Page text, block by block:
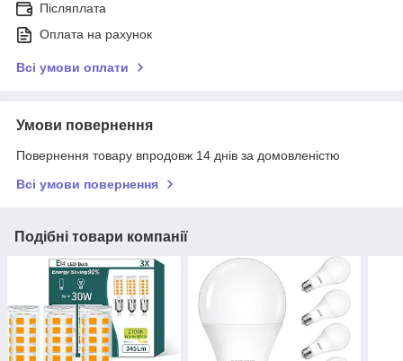
Післяплата
Оплата на рахунок
Всі умови оплати
Умови повернення
Повернення товару впродовж 14 днів за домовленістю
Всі умови повернення
Подібні товари компанії